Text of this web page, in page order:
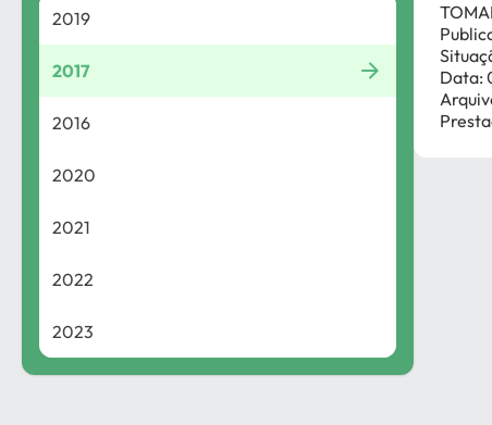
2019
2017
2016
2020
2021
2022
2023
Data: